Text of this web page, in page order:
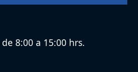
8:00 a 15:00 hrs.